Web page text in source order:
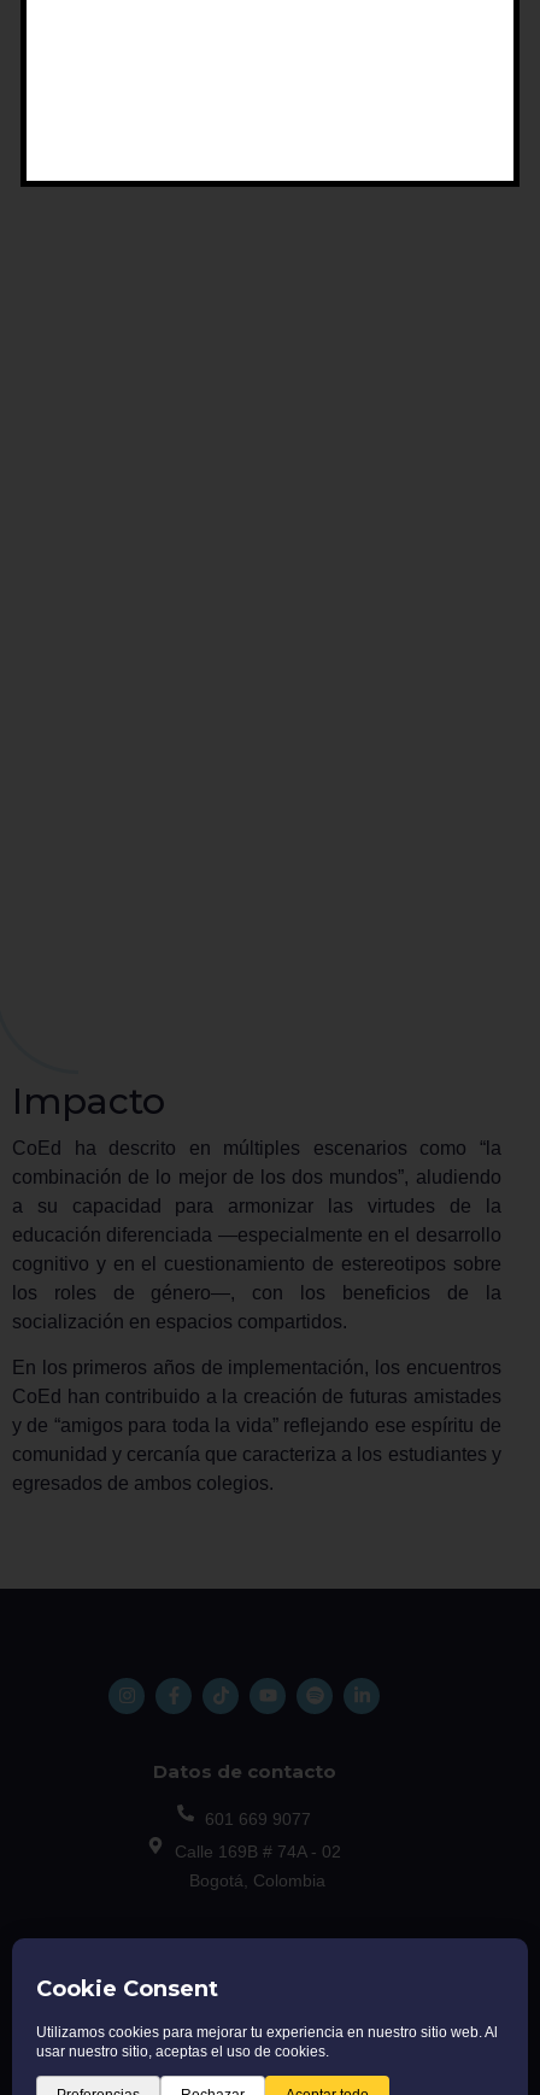
Impacto
CoEd ha descrito en múltiples escenarios como “la
combinación de lo mejor de los dos mundos”, aludiendo
a su capacidad para armonizar las virtudes de la
educación diferenciada —especialmente en el desarrollo
cognitivo y en el cuestionamiento de estereotipos sobre
los roles de género—, con los beneficios de la
socialización en espacios compartidos.
En los primeros años de implementación, los encuentros
CoEd han contribuido a la creación de futuras amistades
y de “amigos para toda la vida” reflejando ese espíritu de
comunidad y cercanía que caracteriza a los estudiantes y
egresados de ambos colegios.
Datos de contacto
601 669 9077
Calle 169B # 74A - 02
Bogotá, Colombia
Documentos institucionales
Trabaja con nosotros